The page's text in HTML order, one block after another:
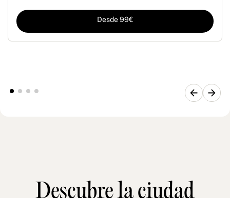
Desde 99€
Descubre la ciudad